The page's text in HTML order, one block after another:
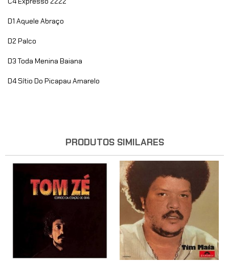
D1 Aquele Abraço
D2 Palco
D3 Toda Menina Baiana
D4Sítio Do Picapau Amarelo
PRODUTOS SIMILARES